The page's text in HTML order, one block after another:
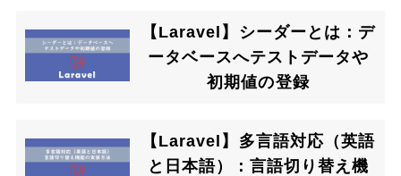
【Laravel】シーダーとは：デ
ータベースへテストデータや
初期値の登録
【Laravel】多言語対応（英語
と日本語）：言語切り替え機